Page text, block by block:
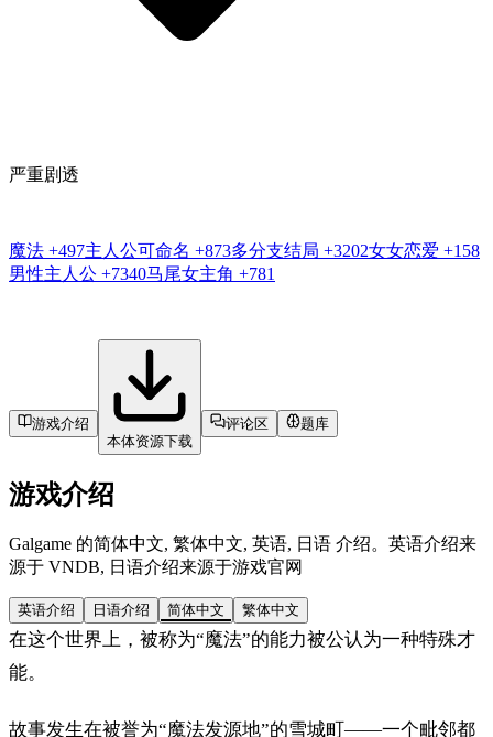
严重剧透
魔法 +497主人公可命名 +873多分支结局 +3202女女恋爱 +158
男性主人公 +7340马尾女主角 +781
游戏介绍
本体资源下载
评论区 题库
游戏介绍
Galgame 的简体中文, 繁体中文, 英语, 日语 介绍。英语介绍来
源于 VNDB, 日语介绍来源于游戏官网
英语介绍 日语介绍 简体中文 繁体中文
在这个世界上，被称为“魔法”的能力被公认为一种特殊才
能。
故事发生在被誉为“魔法发源地”的雪城町——一个毗邻都